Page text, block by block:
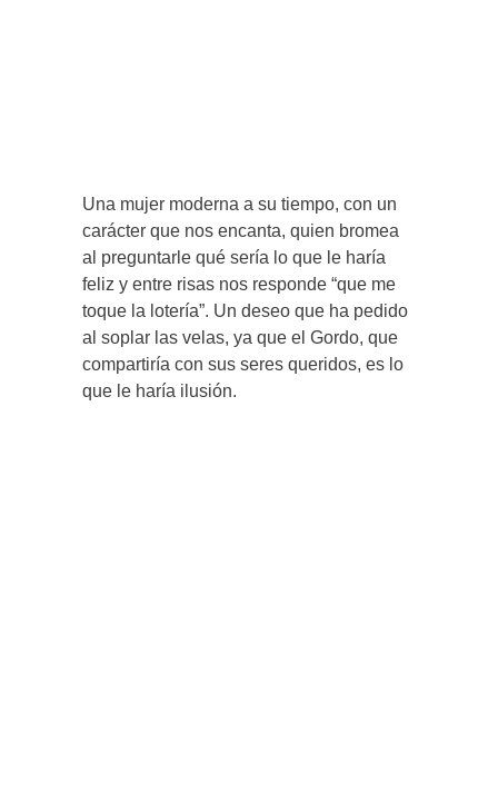
Una mujer moderna a su tiempo, con un
carácter que nos encanta, quien bromea
al preguntarle qué sería lo que le haría
feliz y entre risas nos responde “que me
toque la lotería”. Un deseo que ha pedido
al soplar las velas, ya que el Gordo, que
compartiría con sus seres queridos, es lo
que le haría ilusión.